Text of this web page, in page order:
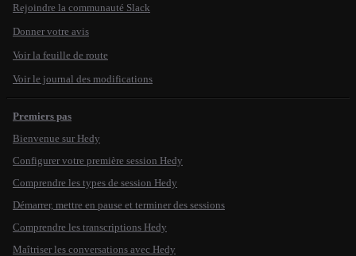
Rejoindre la communauté Slack
Donner votre avis
Voir la feuille de route
Voir le journal des modifications
Premiers pas
Bienvenue sur Hedy
Configurer votre première session Hedy
Comprendre les types de session Hedy
Démarrer, mettre en pause et terminer des sessions
Comprendre les transcriptions Hedy
Maîtriser les conversations avec Hedy